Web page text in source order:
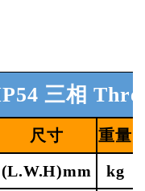
三相
尺寸 重量
(L.W.H)mm kg